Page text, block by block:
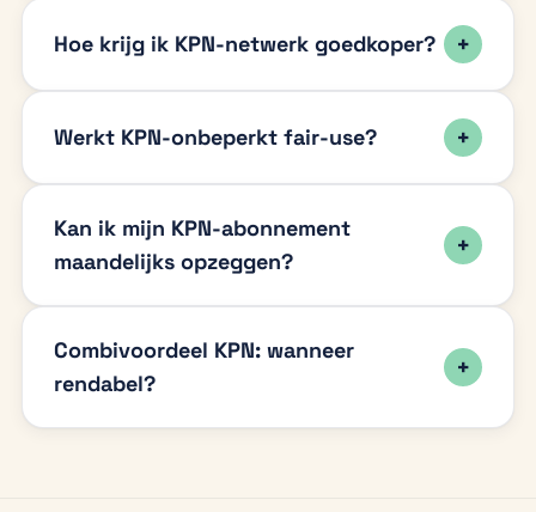
Hoe krijg ik KPN-netwerk goedkoper?
Werkt KPN-onbeperkt fair-use?
Kan ik mijn KPN-abonnement
maandelijks opzeggen?
Combivoordeel KPN: wanneer
rendabel?